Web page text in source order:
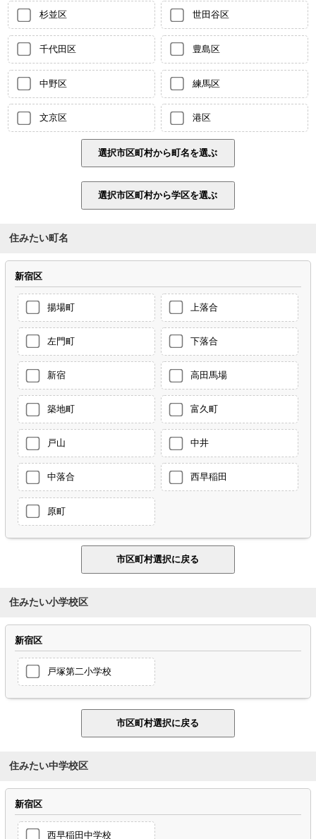
杉並区 世田谷区
千代田区 豊島区
中野区 練馬区
文京区 港区
住みたい町名
新宿区
揚場町 上落合
左門町 下落合
新宿 高田馬場
築地町 富久町
戸山 中井
中落合 西早稲田
原町
住みたい小学校区
新宿区
戸塚第二小学校
住みたい中学校区
新宿区
西早稲田中学校